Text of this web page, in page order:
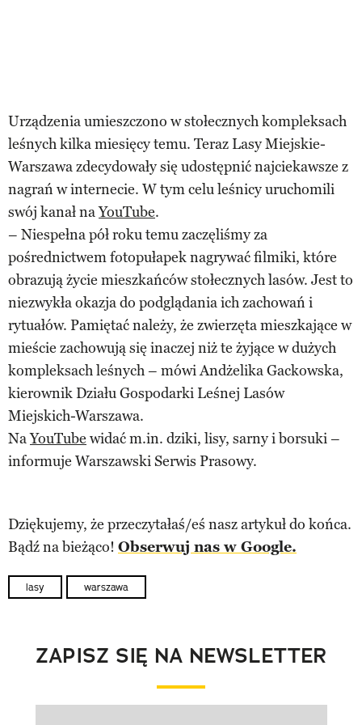
Urządzenia umieszczono w stołecznych kompleksach
leśnych kilka miesięcy temu. Teraz Lasy Miejskie-
Warszawa zdecydowały się udostępnić najciekawsze z
nagrań w internecie. W tym celu leśnicy uruchomili
swój kanał naYouTube.
– Niespełna pół roku temu zaczęliśmy za
pośrednictwem fotopułapek nagrywać filmiki, które
obrazują życie mieszkańców stołecznych lasów. Jest to
niezwykła okazja do podglądania ich zachowań i
rytuałów. Pamiętać należy, że zwierzęta mieszkające w
mieście zachowują się inaczej niż te żyjące w dużych
kompleksach leśnych – mówi Andżelika Gackowska,
kierownik Działu Gospodarki Leśnej Lasów
Miejskich-Warszawa.
NaYouTube widać m.in. dziki, lisy, sarny i borsuki –
informuje Warszawski Serwis Prasowy.
Dziękujemy, że przeczytałaś/eś nasz artykuł do końca.
Bądź na bieżąco! Obserwuj nas w Google.
lasy warszawa
ZAPISZ SIĘ NA NEWSLETTER